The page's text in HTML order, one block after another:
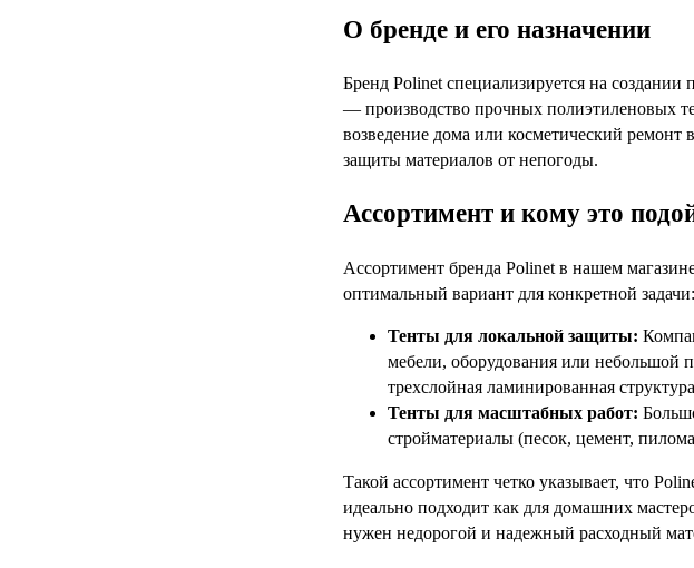
О бренде и его назначении
Бренд Polinet специализируется на
— производство прочных полиэтиленовых
возведение дома или косметический
защиты материалов от непогоды.
Ассортимент и кому это
Ассортимент бренда Polinet в нашем
оптимальный вариант для конкретной задачи:
Тенты для локальной защиты:
мебели, оборудования или небольшой
трехслойная ламинированная
Тенты для масштабных работ:
стройматериалы (песок, цемент,
Такой ассортимент четко указывает, что
идеально подходит как для домашних
нужен недорогой и надежный расходный